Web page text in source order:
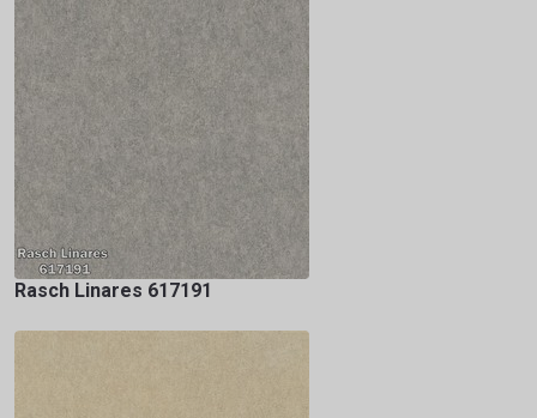
Rasch Linares 617191